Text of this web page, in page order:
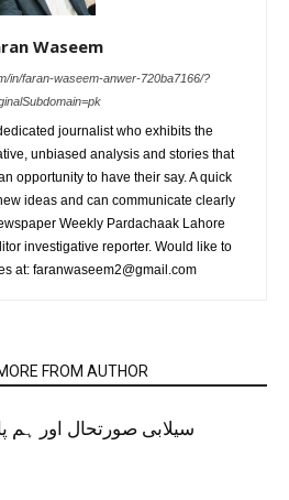
Waseem
in/faran-waseem-anwer-720ba7166/?
journalist who exhibits the
unbiased analysis and stories that
opportunity to have their say. A quick
ideas and can communicate clearly
Weekly Pardachaak Lahore
investigative reporter. Would like to
at: faranwaseem2@gmail.com
FROM AUTHOR
سیلابی صورتحال اور ہم